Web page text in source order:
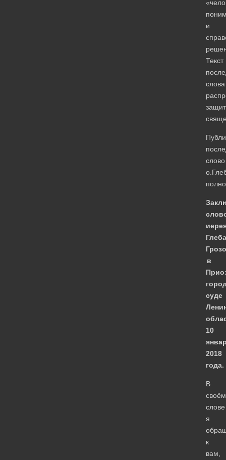
и
Текст
слова
слово
Глеба
в
суде
10
2018
года.
В
своём
слове
я
к
вам,